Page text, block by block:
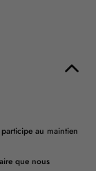
au maintien
que nous